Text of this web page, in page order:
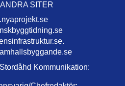
SITER
Kommunikation: